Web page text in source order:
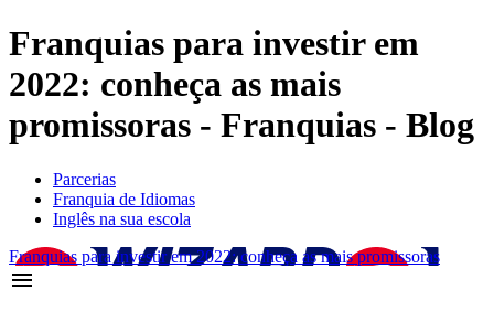
Franquias para investir em
2022: conheça as mais
promissoras - Franquias - Blog
Parcerias
Franquia de Idiomas
Inglês na sua escola
Franquias para investir em 2022: conheça as mais promissoras
menu